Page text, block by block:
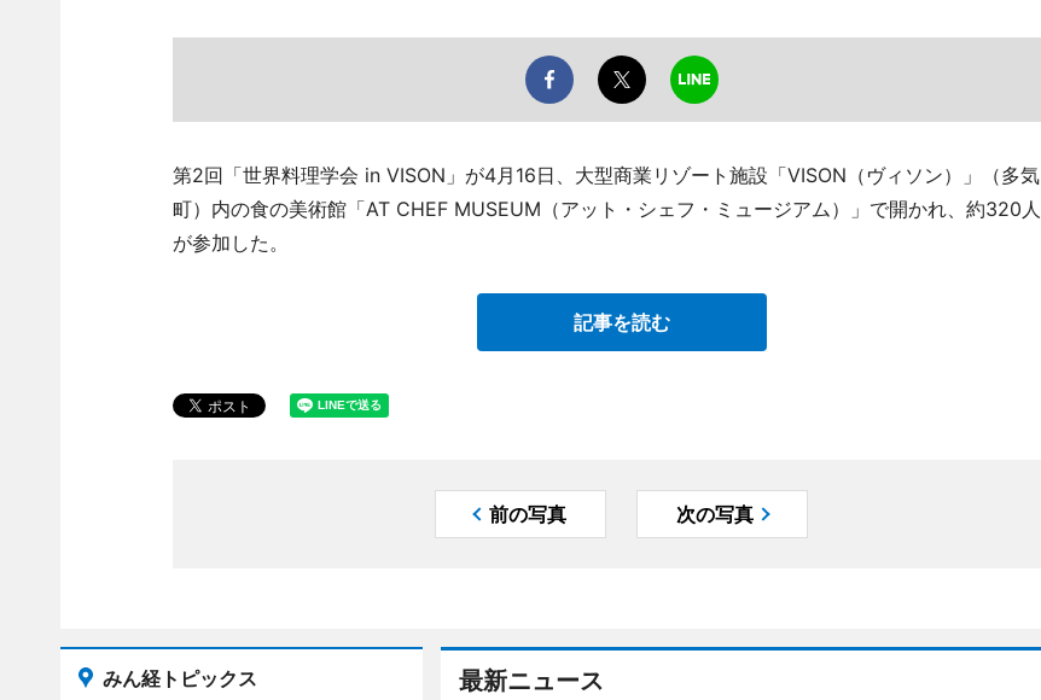
第2回「世界料理学会 in VISON」が4月16日、大型商業リゾート施設「VISON（ヴィソン）」（多気
町）内の食の美術館「AT CHEF MUSEUM（アット・シェフ・ミュージアム）」で開かれ、約320人
が参加した。
記事を読む
前の写真 次の写真
最新ニュース
みん経トピックス